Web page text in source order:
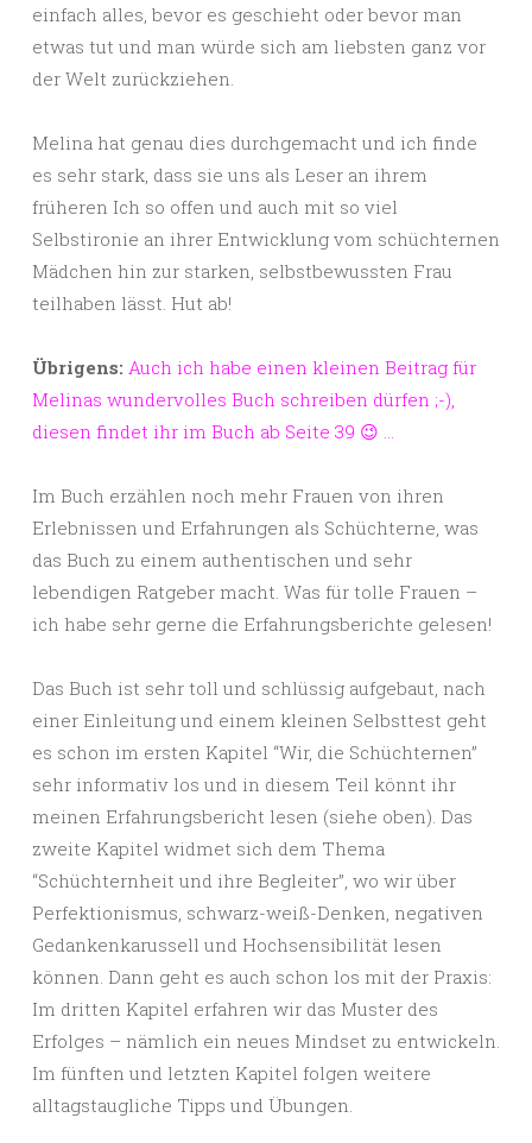
einfach alles, bevor es geschieht oder bevor man
etwas tut und man würde sich am liebsten ganz vor
der Welt zurückziehen.
Melina hat genau dies durchgemacht und ich finde
es sehr stark, dass sie uns als Leser an ihrem
früheren Ich so offen und auch mit so viel
Selbstironie an ihrer Entwicklung vom schüchternen
Mädchen hin zur starken, selbstbewussten Frau
teilhaben lässt. Hut ab!
Übrigens: Auch ich habe einen kleinen Beitrag für
Melinas wundervolles Buch schreiben dürfen ;-),
diesen findet ihr im Buch ab Seite 39 😉 …
Im Buch erzählen noch mehr Frauen von ihren
Erlebnissen und Erfahrungen als Schüchterne, was
das Buch zu einem authentischen und sehr
lebendigen Ratgeber macht. Was für tolle Frauen –
ich habe sehr gerne die Erfahrungsberichte gelesen!
Das Buch ist sehr toll und schlüssig aufgebaut, nach
einer Einleitung und einem kleinen Selbsttest geht
es schon im ersten Kapitel “Wir, die Schüchternen”
sehr informativ los und in diesem Teil könnt ihr
meinen Erfahrungsbericht lesen (siehe oben). Das
zweite Kapitel widmet sich dem Thema
“Schüchternheit und ihre Begleiter”, wo wir über
Perfektionismus, schwarz-weiß-Denken, negativen
Gedankenkarussell und Hochsensibilität lesen
können. Dann geht es auch schon los mit der Praxis:
Im dritten Kapitel erfahren wir das Muster des
Erfolges – nämlich ein neues Mindset zu entwickeln.
Im fünften und letzten Kapitel folgen weitere
alltagstaugliche Tipps und Übungen.